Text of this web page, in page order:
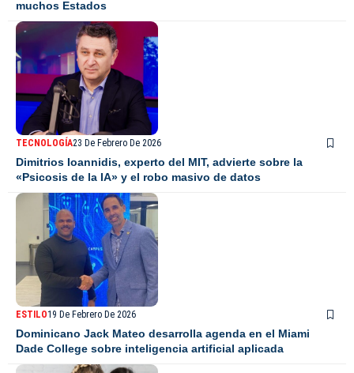
muchos Estados
TECNOLOGÍA23 De Febrero De 2026
Dimitrios Ioannidis, experto del MIT, advierte sobre la
«Psicosis de la IA» y el robo masivo de datos
ESTILO19 De Febrero De 2026
Dominicano Jack Mateo desarrolla agenda en el Miami
Dade College sobre inteligencia artificial aplicada